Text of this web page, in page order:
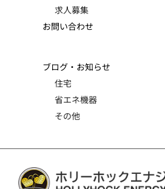
求人募集
お問い合わせ
ブログ・お知らせ
住宅
省エネ機器
その他